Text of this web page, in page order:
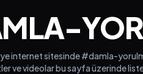
internet sitesinde #damla-
ve videolar bu sayfa üzerinde